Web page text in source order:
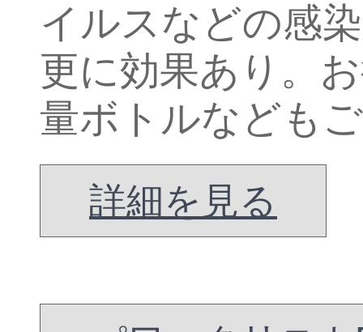
イルスなどの感
更に効果あり。
量ボトルなども
詳細を見る